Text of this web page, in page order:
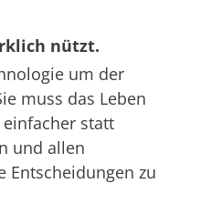
nützt.
um der
muss das Leben
statt
und allen
Entscheidungen zu